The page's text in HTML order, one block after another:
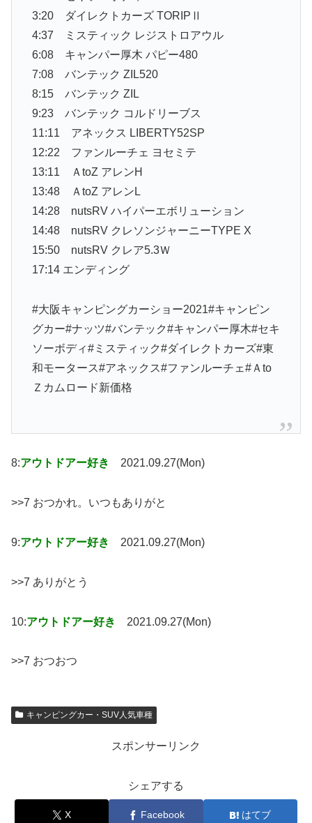
3:20 ダイレクトカーズ TORIPⅡ
4:37 ミスティック レジストロアウル
6:08 キャンパー厚木 パピー480
7:08 バンテック ZIL520
8:15 バンテック ZIL
9:23 バンテック コルドリーブス
11:11 アネックス LIBERTY52SP
12:22 ファンルーチェ ヨセミテ
13:11 ＡtoZ アレンH
13:48 ＡtoZ アレンL
14:28 nutsRV ハイパーエボリューション
14:48 nutsRV クレソンジャーニーTYPE X
15:50 nutsRV クレア5.3Ｗ
17:14 エンディング
#大阪キャンピングカーショー2021#キャンピン
グカー#ナッツ#バンテック#キャンパー厚木#セキ
ソーボディ#ミスティック#ダイレクトカーズ#東
和モータース#アネックス#ファンルーチェ#Ａto
Ｚカムロード新価格
8:アウトドアー好き 2021.09.27(Mon)
>>7 おつかれ。いつもありがと
9:アウトドアー好き 2021.09.27(Mon)
>>7 ありがとう
10:アウトドアー好き 2021.09.27(Mon)
>>7 おつおつ
キャンピングカー・SUV人気車種
スポンサーリンク
シェアする
X Facebook はてブ